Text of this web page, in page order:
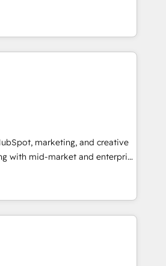
Integrations"
data across... 🔄 any
with Advanced Website and
our in-house "HubScrub" Tool.
of They Ask, You
only HubSpot partner built
and training. That means
internal team you need to
close deals faster, and grow
learn how to: •
your HubSpot portal •
fully using HubSpot • Track
across the entire buyer journey
and videos that attract
Our coaching-led
let’s talk.
marketing, and creative
with mid-market and enterprise
and teams that turn
growth engine. Named
of the Year in 2024,
over 15 years in the ecosystem,
record that speaks for itself.